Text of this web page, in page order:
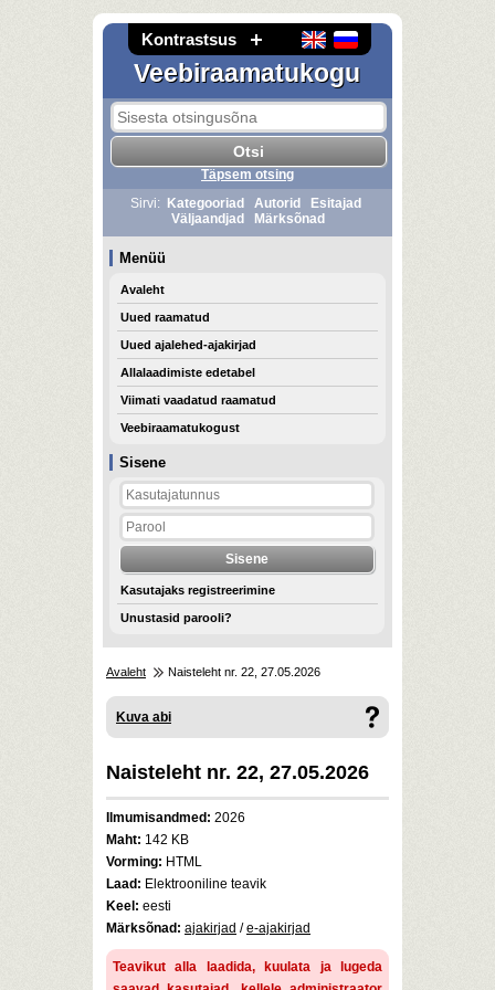
Kontrastsus
Veebiraamatukogu
Sisene
Kasutajaks registreerimine
Unustasid parooli?
Täpsem otsing
Sirvi:
Kategooriad Autorid
Esitajad
Väljaandjad
Märksõnad
Menüü
Avaleht
Uued raamatud
Uued ajalehed-ajakirjad
Allalaadimiste edetabel
Viimati vaadatud raamatud
Veebiraamatukogust
Avaleht Naisteleht nr. 22, 27.05.2026
Kuva abi
Naisteleht nr. 22, 27.05.2026
Ilmumisandmed: 2026
Maht: 142 KB
Vorming: HTML
Laad: Elektrooniline teavik
Keel: eesti
Märksõnad: ajakirjad /e-ajakirjad
Teavikut alla laadida, kuulata ja lugeda